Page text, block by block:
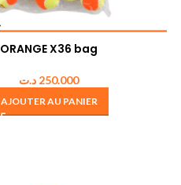
ORANGE X36 bag
250.000 د.ت
AJOUTER AU PANIER